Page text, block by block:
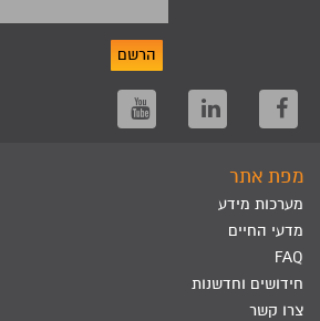
הרשם
מפת אתר
מערכות מידע
מדעי החיים
FAQ
חידושים וחדשנות
צרו קשר